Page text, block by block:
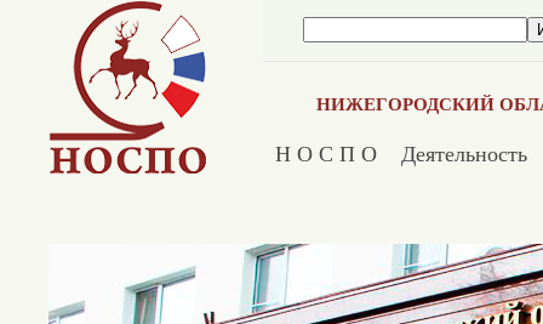
Н О С П О Деятельность
НИЖЕГОРОДСКИЙ